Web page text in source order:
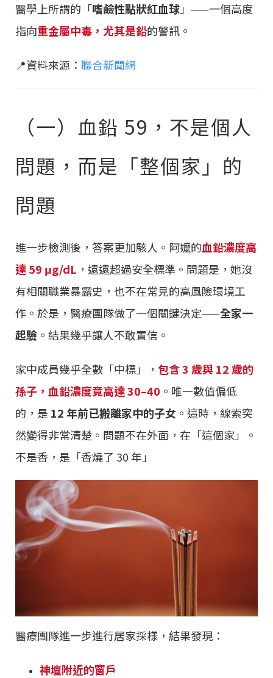
醫學上所謂的「嗜鹼性點狀紅血球」——一個高度
指向重金屬中毒，尤其是鉛的警訊。
📍資料來源： 聯合新聞網
（一）血鉛 59，不是個人
問題，而是「整個家」的
問題
進一步檢測後，答案更加駭人。阿嬤的血鉛濃度高
達 59 μg/dL ，遠遠超過安全標準。問題是，她沒
有相關職業暴露史，也不在常見的高風險環境工
作。於是，醫療團隊做了一個關鍵決定——全家一
起驗 。結果幾乎讓人不敢置信。
家中成員幾乎全數「中標」， 包含 3 歲與 12 歲的
孫子，血鉛濃度竟高達 30–40 。唯一數值偏低
的，是 12 年前已搬離家中的子女 。這時，線索突
然變得非常清楚。問題不在外面，在「這個家」。
不是香，是「香燒了 30 年」
醫療團隊進一步進行居家採樣，結果發現：
神壇附近的窗戶